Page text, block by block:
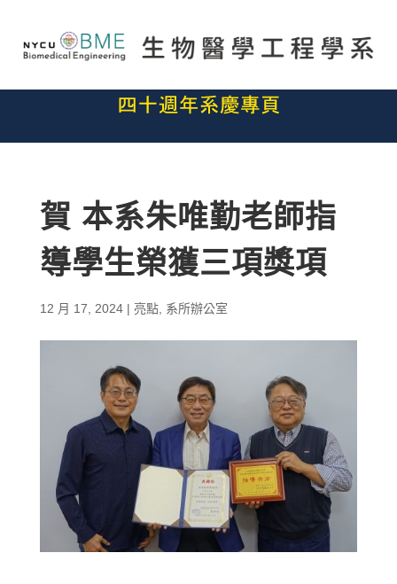
賀 本系朱唯勤老師指
導學生榮獲三項獎項
12 月 17, 2024| 亮點, 系所辦公室